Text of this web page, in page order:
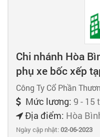
Chi nhánh Hòa
phụ xe bốc xếp
Công Ty Cổ Phần
Mức lương: 9 - 15
Địa điểm: Hòa
Ngày cập nhật:02-06-2023